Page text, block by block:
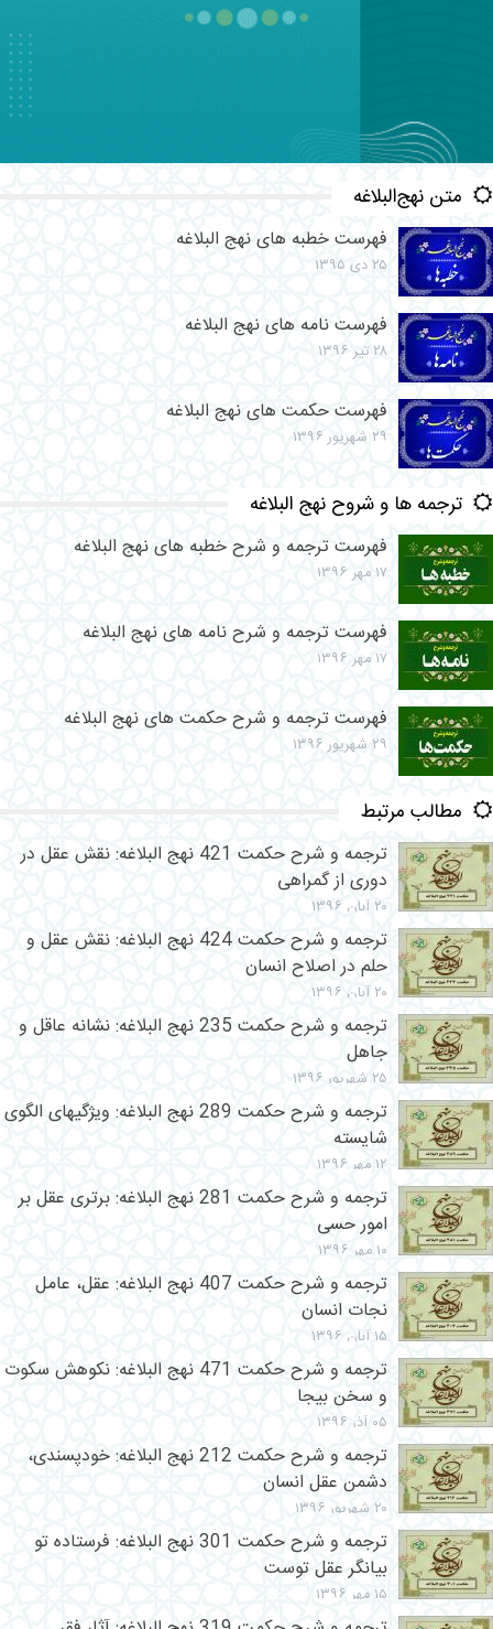
متن نهج‌البلاغه
فهرست خطبه های نهج البلاغه
۲۵ دی ۱۳۹۵
فهرست نامه های نهج البلاغه
۲۸ تیر ۱۳۹۶
فهرست حکمت های نهج البلاغه
۲۹ شهریور ۱۳۹۶
ترجمه ها و شروح نهج البلاغه
فهرست ترجمه و شرح خطبه های نهج البلاغه
۱۷ مهر ۱۳۹۶
فهرست ترجمه و شرح نامه های نهج البلاغه
۱۷ مهر ۱۳۹۶
فهرست ترجمه و شرح حکمت های نهج البلاغه
۲۹ شهریور ۱۳۹۶
مطالب مرتبط
ترجمه و شرح حکمت 421 نهج البلاغه: نقش عقل در
دوری از گمراهی
۲۰ آبان ۱۳۹۶
ترجمه و شرح حکمت 424 نهج البلاغه: نقش عقل و
حلم در اصلاح انسان
۲۰ آبان ۱۳۹۶
ترجمه و شرح حکمت 235 نهج البلاغه: نشانه عاقل و
جاهل
۲۵ شهریور ۱۳۹۶
ترجمه و شرح حکمت 289 نهج البلاغه: ویژگیهای الگوی
شایسته
۱۲ مهر ۱۳۹۶
ترجمه و شرح حکمت 281 نهج البلاغه: برتری عقل بر
امور حسی
۱۰ مهر ۱۳۹۶
ترجمه و شرح حکمت 407 نهج البلاغه: عقل، عامل
نجات انسان
۱۵ آبان ۱۳۹۶
ترجمه و شرح حکمت 471 نهج البلاغه: نکوهش سکوت
و سخن بیجا
۰۵ آذر ۱۳۹۶
ترجمه و شرح حکمت 212 نهج البلاغه: خودپسندی،
دشمن عقل انسان
۲۰ شهریور ۱۳۹۶
ترجمه و شرح حکمت 301 نهج البلاغه: فرستاده تو
بیانگر عقل توست
۱۵ مهر ۱۳۹۶